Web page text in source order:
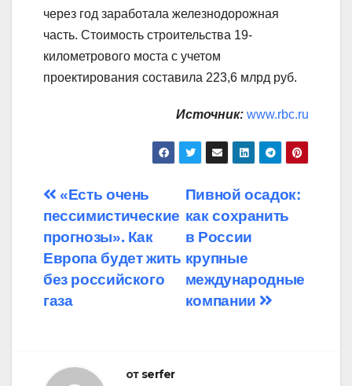
через год заработала железнодорожная
часть. Стоимость строительства 19-
километрового моста с учетом
проектирования составила 223,6 млрд руб.
Источник: www.rbc.ru
Навигация
по
записям
Пивной осадок:
как сохранить
в России
крупные
международные
компании
«Есть очень
пессимистические
прогнозы». Как
Европа будет жить
без российского
газа
от serfer